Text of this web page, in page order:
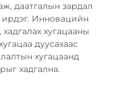
даатгалын зардал
ирдэг. Инновацийн
хугацааны
дуусахаас
хугацаанд
хадгална.